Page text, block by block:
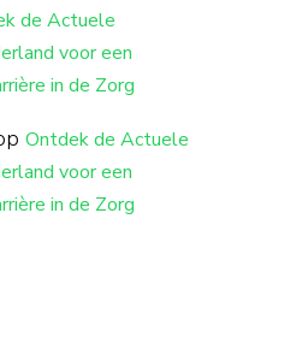
de Actuele
voor een
in de Zorg
Ontdek de Actuele
voor een
in de Zorg